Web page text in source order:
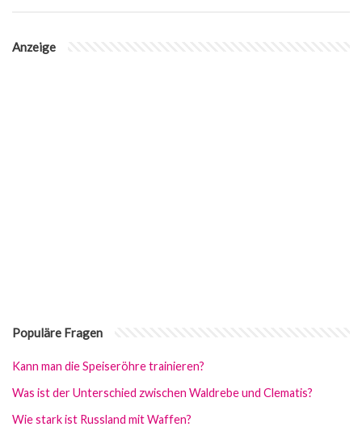
Anzeige
Populäre Fragen
Kann man die Speiseröhre trainieren?
Was ist der Unterschied zwischen Waldrebe und Clematis?
Wie stark ist Russland mit Waffen?